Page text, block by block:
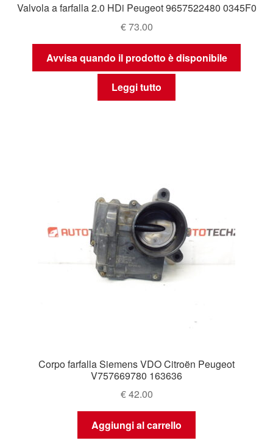
Valvola a farfalla 2.0 HDi Peugeot 9657522480 0345F0
€73.00
Avvisa quando il prodotto è disponibile
Leggi tutto
Corpo farfalla Siemens VDO Citroën Peugeot
V757669780 163636
€42.00
Aggiungi al carrello